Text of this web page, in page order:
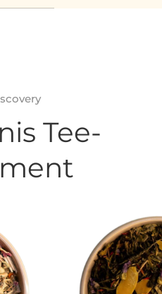
Tee-